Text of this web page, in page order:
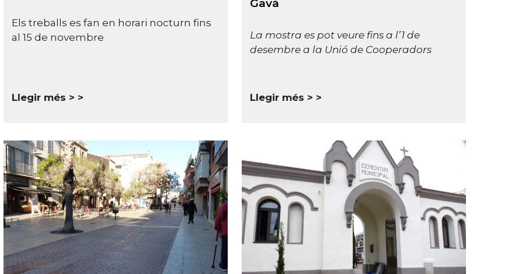
Els treballs es fan en horari nocturn fins
al 15 de novembre
Llegir més >
Gavà
La mostra es pot veure fins a l’1 de
desembre a la Unió de Cooperadors
Llegir més >